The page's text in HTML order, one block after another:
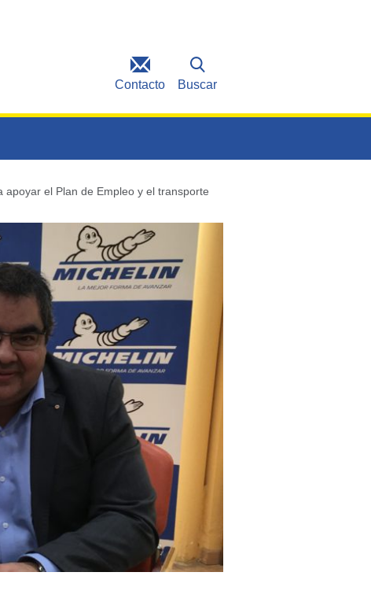
Contacto Buscar
el Plan de Empleo y el transporte